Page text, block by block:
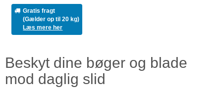
Gratis fragt
(Gælder op til 20 kg)
Læs mere her
Beskyt dine bøger og blade
mod daglig slid